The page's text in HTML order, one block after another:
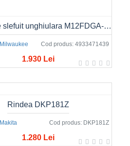
Milwaukee Cod produs: 4933471439
Masina de slefuit unghiulara M12FDGA-422B
1.930 Lei
Makita Cod produs: DKP181Z
Rindea DKP181Z
1.280 Lei